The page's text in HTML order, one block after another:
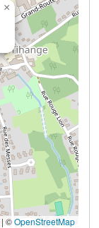
×
| ©OpenStreetMap